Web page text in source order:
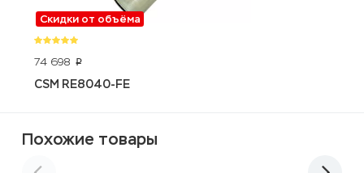
Скидки от объёма
74 698 p
CSM RE8040-FE
Похожие товары